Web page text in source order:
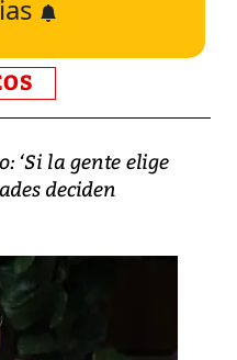
‘Si la gente elige
deciden